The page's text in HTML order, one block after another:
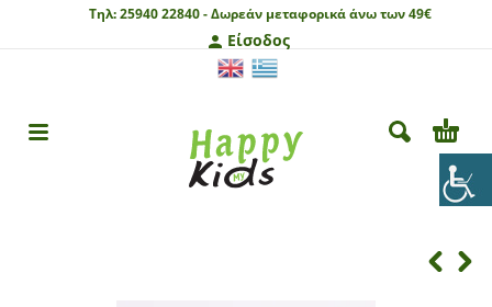
Τηλ:25940 22840 -Δωρεάν μεταφορικά άνω των 49€
Είσοδος